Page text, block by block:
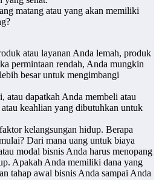
matang atau yang akan memiliki
atau layanan Anda lemah, produk
permintaan rendah, Anda mungkin
besar untuk mengimbangi
atau dapatkah Anda membeli atau
keahlian yang dibutuhkan untuk
kelangsungan hidup. Berapa
Dari mana uang untuk biaya
modal bisnis Anda harus menopang
Apakah Anda memiliki dana yang
tahap awal bisnis Anda sampai Anda